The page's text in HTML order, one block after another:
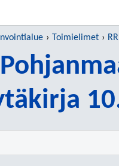
Toimielimet